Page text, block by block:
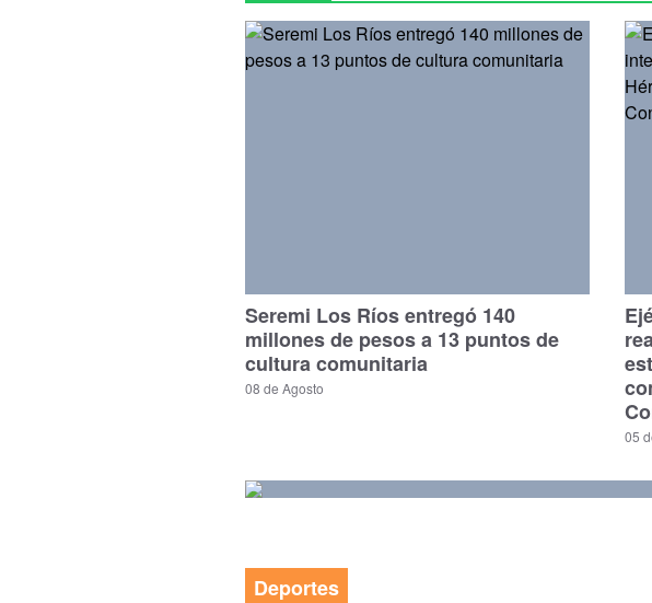
Seremi Los Ríos entregó 140
millones de pesos a 13 puntos de
cultura comunitaria
08 de Agosto
05
Deportes